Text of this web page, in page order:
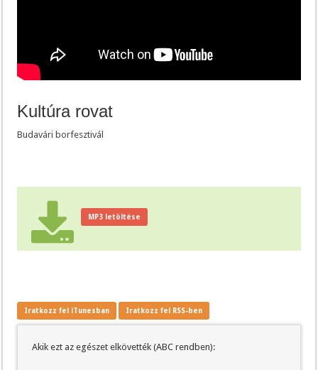
Kultúra rovat
Budavári borfesztivál
MP3 letöltése
Iratkozz fel iTunesban Iratkozz fel RSS-ben
Akik ezt az egészet elkövették (ABC rendben):